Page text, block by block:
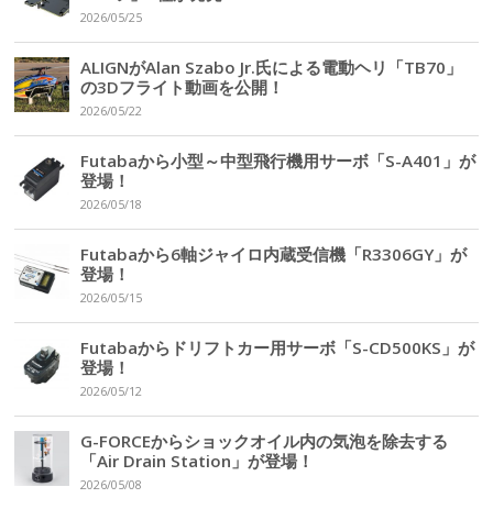
2026/05/25
ALIGNがAlan Szabo Jr.氏による電動ヘリ「TB70」
の3Dフライト動画を公開！
2026/05/22
Futabaから小型～中型飛行機用サーボ「S-A401」が
登場！
2026/05/18
Futabaから6軸ジャイロ内蔵受信機「R3306GY」が
登場！
2026/05/15
Futabaからドリフトカー用サーボ「S-CD500KS」が
登場！
2026/05/12
G-FORCEからショックオイル内の気泡を除去する
「Air Drain Station」が登場！
2026/05/08